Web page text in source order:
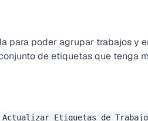
para poder agrupar trabajos y
de etiquetas que tenga
Actualizar Etiquetas de